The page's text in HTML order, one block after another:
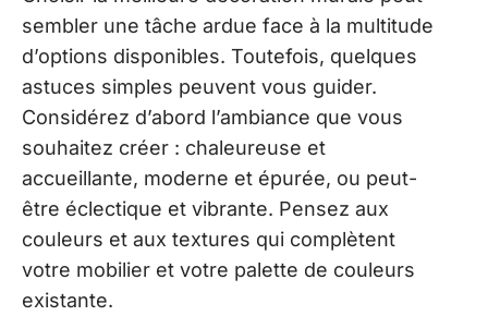
sembler une tâche ardue face à la multitude
d’options disponibles. Toutefois, quelques
astuces simples peuvent vous guider.
Considérez d’abord l’ambiance que vous
souhaitez créer : chaleureuse et
accueillante, moderne et épurée, ou peut-
être éclectique et vibrante. Pensez aux
couleurs et aux textures qui complètent
votre mobilier et votre palette de couleurs
existante.